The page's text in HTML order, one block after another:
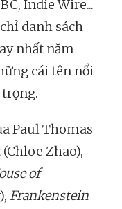
Indie Wire...
danh sách
nhất năm
cái tên nổi
Paul Thomas
(Chloe Zhao),
of
Frankenstein